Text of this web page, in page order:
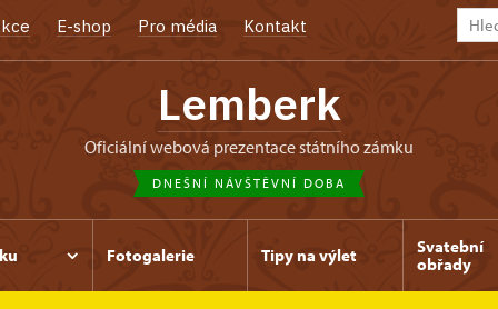
E-shop Pro média Kontakt
Lemberk
oficiální webová prezentace státního zámku
DNEŠNÍ NÁVŠTĚVNÍ DOBA
Fotogalerie Tipy na výlet
Svatební
obřady